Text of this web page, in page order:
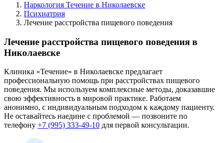
Наркология Течение в Николаевске
Психиатрия
Лечение расстройства пищевого поведения
Лечение расстройства пищевого поведения в
Николаевске
Клиника «Течение» в Николаевске предлагает
профессиональную помощь при расстройствах пищевого
поведения. Мы используем комплексные методы, доказавшие
свою эффективность в мировой практике. Работаем
анонимно, с индивидуальным подходом к каждому пациенту.
Не оставайтесь наедине с проблемой — позвоните по
телефону +7 (995) 333-49-10 для первой консультации.